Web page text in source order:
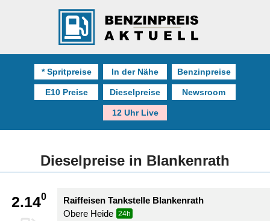
* Spritpreise In der Nähe Benzinpreise
E10 Preise Dieselpreise Newsroom
12 Uhr Live
Dieselpreise in Blankenrath
2.140
Raiffeisen Tankstelle Blankenrath
Obere Heide
24h